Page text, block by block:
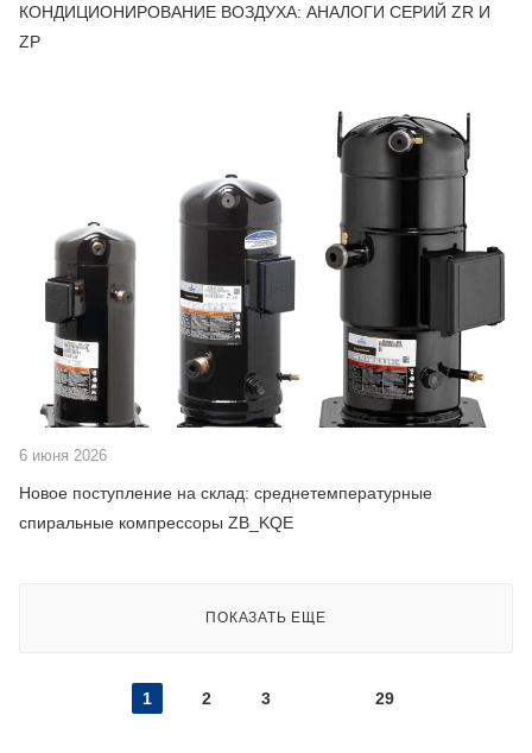
КОНДИЦИОНИРОВАНИЕ ВОЗДУХА: АНАЛОГИ СЕРИЙ ZR И
ZP
6 июня 2026
Новое поступление на склад: среднетемпературные
спиральные компрессоры ZB_KQE
ПОКАЗАТЬ ЕЩЕ
1 2 3 29